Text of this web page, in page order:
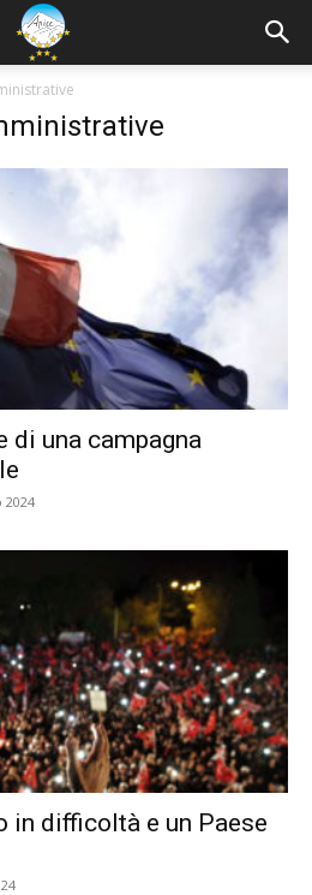
di una campagna
2024
in difficoltà e un Paese